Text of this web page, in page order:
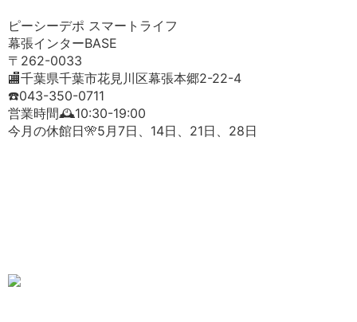
ピーシーデポ スマートライフ
幕張インターBASE
〒262-0033
🏬千葉県千葉市花見川区幕張本郷2-22-4
☎️043-350-0711
営業時間🕰️10:30-19:00
今月の休館日🎌5月7日、14日、21日、28日